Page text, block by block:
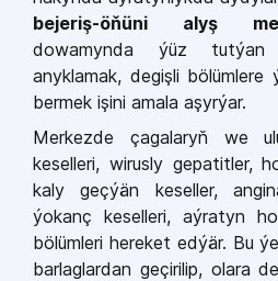
bejeriş-­öňüni alyş
dowamynda ýüz tutýan
anyklamak, de­gişli bölümlere
bermek işini amala aşyrýar.
Merkezde çagalaryň we
keselleri, wirusly gepatitler,
kaly geçýän keseller,
ýokanç keselleri, aýratyn
bölümle­ri hereket edýär. Bu
barlaglardan geçirilip, olara